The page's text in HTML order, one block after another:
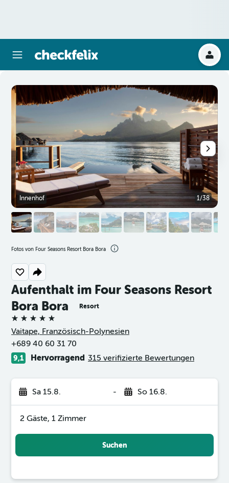
Aufenthalt im Four Seasons Resort
Bora Bora
Resort
5 Sterne
Vaitape, Französisch-Polynesien
+689 40 60 31 70
9,1 Hervorragend 315 verifizierte Bewertungen
Sa 15.8. - So 16.8.
2 Gäste, 1 Zimmer
Suchen
Innenhof 1/38
Fotos von Four Seasons Resort Bora Bora